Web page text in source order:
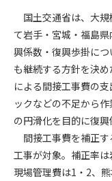
会員
サ
会員
国土交通省は、大規
て岩手・宮城・福島
興係数・復興歩掛に
も継続する方針を決
による間接工事費の
ックなどの不足から
の円滑化を目的に復興
間接工事費を補正す
工事が対象。補正率は
現場管理費は1・2、
パスワードの再
会員サービスの利
2. 管理者が建設資料
一部を構成するも
第2条（規約の変更）
本規約は、会員の了
あります。変更内容
ちに全ての会員が了
第4条（会員審査お
会員とは、本規約を